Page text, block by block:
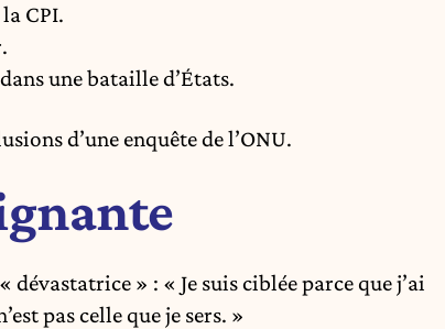
CPI.
une bataille d’États.
d’une enquête de l’ONU.
» : « Je suis ciblée parce que j’ai
pas celle que je sers. »